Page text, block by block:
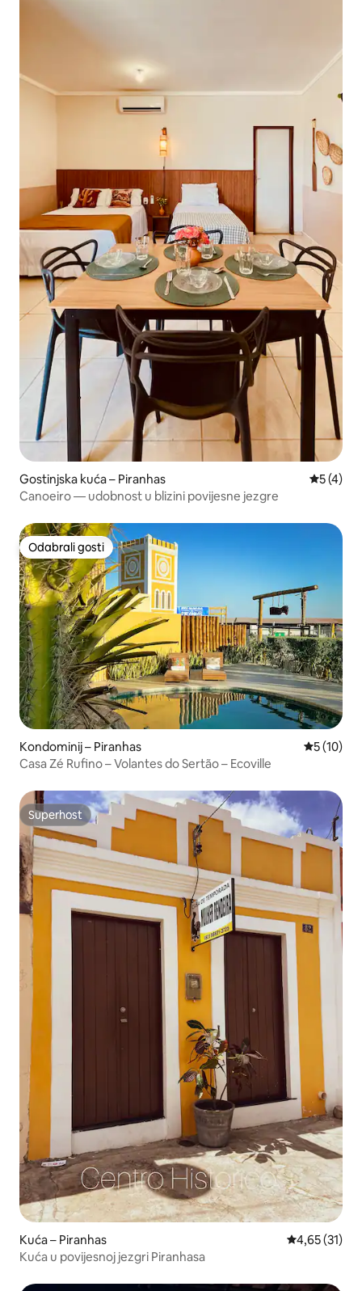
Gostinjska kuća – Piranhas
5 (4)
Canoeiro — udobnost u blizini povijesne jezgre
Odabrali gosti
Odabrali gosti
Kondominij – Piranhas Prosječna
5 (10)
Casa Zé Rufino – Volantes do Sertão – Ecoville
Superhost
Superhost
Kuća – Piranhas Prosječna
4,65 (31)
Kuća u povijesnoj jezgri Piranhasa